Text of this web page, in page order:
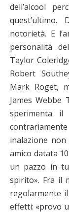
dell’alcool
notorietà. E
personalità
Taylor
Robert
Mark Roget,
James Webbe
sperimenta il
inalazione
amico datata
un pazzo in
spirito». Fra il
regolarmente
effetti: «provo